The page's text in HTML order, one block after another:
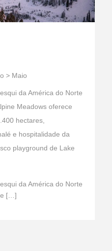
> Maio
da América do Norte
Meadows oferece
hectares,
e hospitalidade da
playground de Lake
da América do Norte
[…]